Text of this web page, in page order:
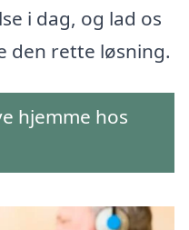
i dag, og lad os
den rette løsning.
hjemme hos